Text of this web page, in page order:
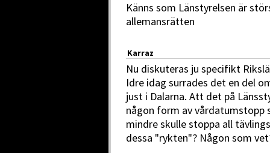
Känns som Länstyrelsen är
allemansrätten
Karraz
Nu diskuteras ju specifikt
Idre idag surrades det en del
just i Dalarna. Att det på
någon form av vårdatumstopp
mindre skulle stoppa all
dessa "rykten"? Någon som